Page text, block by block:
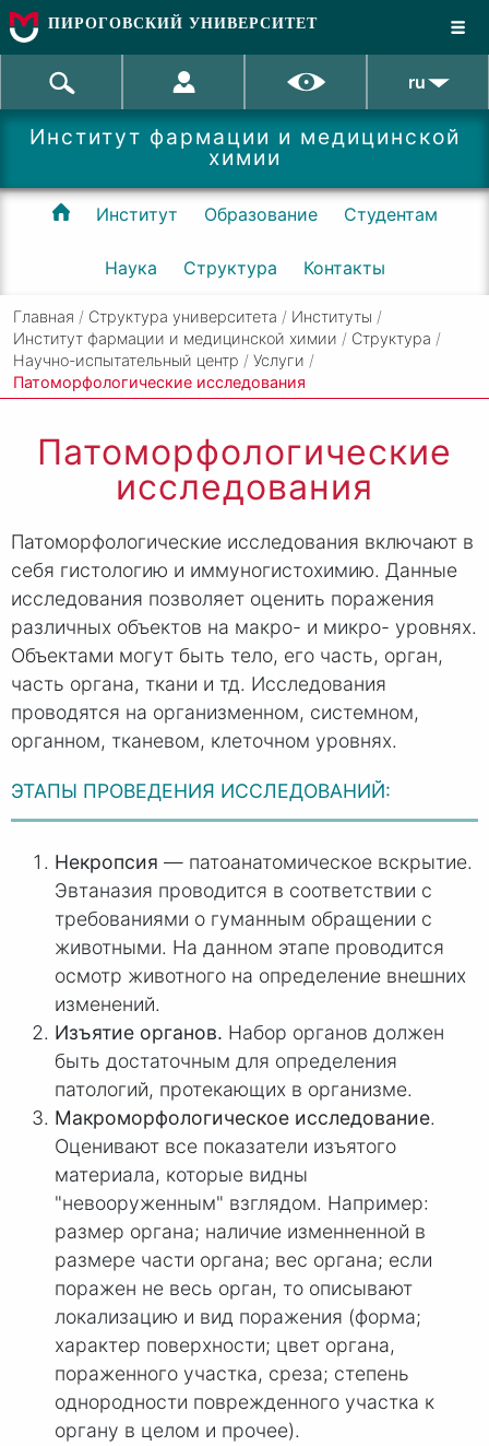
ПИРОГОВСКИЙ УНИВЕРСИТЕТ
ru
Институт фармации и медицинской
химии
Институт Образование Студентам
Наука Структура Контакты
Главная / Структура университета / Институты /
Институт фармации и медицинской химии / Структура /
Научно-испытательный центр / Услуги /
Патоморфологические исследования
Патоморфологические
исследования
Патоморфологические исследования включают в
себя гистологию и иммуногистохимию. Данные
исследования позволяет оценить поражения
различных объектов на макро- и микро- уровнях.
Объектами могут быть тело, его часть, орган,
часть органа, ткани и тд. Исследования
проводятся на организменном, системном,
органном, тканевом, клеточном уровнях.
ЭТАПЫ ПРОВЕДЕНИЯ ИССЛЕДОВАНИЙ:
Некропсия — патоанатомическое вскрытие.
Эвтаназия проводится в соответствии с
требованиями о гуманным обращении с
животными. На данном этапе проводится
осмотр животного на определение внешних
изменений.
Изъятие органов. Набор органов должен
быть достаточным для определения
патологий, протекающих в организме.
Макроморфологическое исследование.
Оценивают все показатели изъятого
материала, которые видны
"невооруженным" взглядом. Например:
размер органа; наличие изменненной в
размере части органа; вес органа; если
поражен не весь орган, то описывают
локализацию и вид поражения (форма;
характер поверхности; цвет органа,
пораженного участка, среза; степень
однородности поврежденного участка к
органу в целом и прочее).